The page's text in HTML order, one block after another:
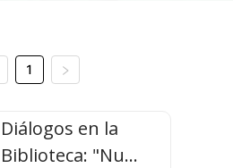
1
Diálogos en la
Biblioteca: "Nu...